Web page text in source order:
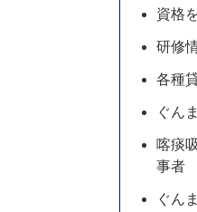
資格
研修
各種
ぐん
喀痰
事者
ぐん